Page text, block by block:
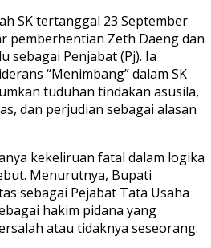
SK tertanggal 23 September
pemberhentian Zeth Daeng dan
sebagai Penjabat (Pj). Ia
“Menimbang” dalam SK
tuduhan tindakan asusila,
dan perjudian sebagai alasan
kekeliruan fatal dalam logika
Menurutnya, Bupati
sebagai Pejabat Tata Usaha
hakim pidana yang
atau tidaknya seseorang.